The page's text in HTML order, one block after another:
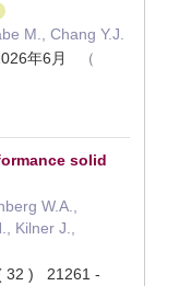
M., Chang Y.J.
年6月
（
solid
W.A.,
Kilner J.,
32 ) 21261 -